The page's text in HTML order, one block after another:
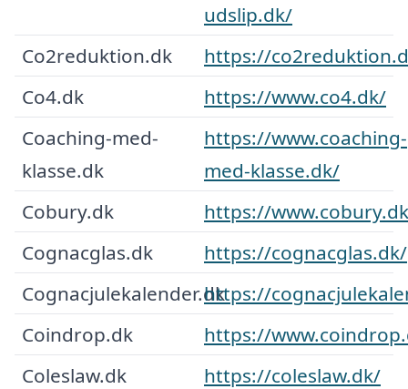
udslip.dk/
Co2reduktion.dk
https://
Co4.dk
https://www.co4.dk/
Coaching-med-
klasse.dk
https://www.coaching-
med-klasse.dk/
Cobury.dk
https://
Cognacglas.dk
https://cognacglas.dk/
Cognacjulekalender.dkhttps://
Coindrop.dk
https://
Coleslaw.dk
https://coleslaw.dk/